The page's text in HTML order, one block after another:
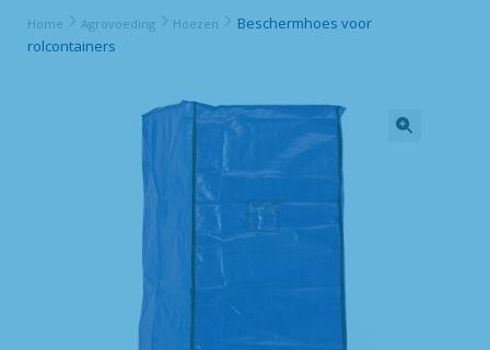
Home Agrovoeding Hoezen
Beschermhoes voor
rolcontainers